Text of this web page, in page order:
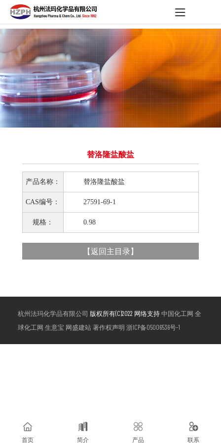
替洛隆盐酸盐
产品名称： 替洛隆盐酸盐
CAS编号： 27591-69-1
规格： 0.98
【返回主目录】
杭州法玛化学品有限公司 版权所有(C)2022 网络支持中国化工网 全
球化工网 生意宝 网盛建站著作权声明 浙ICP备05006536号-1
首页 简介 产品 联系